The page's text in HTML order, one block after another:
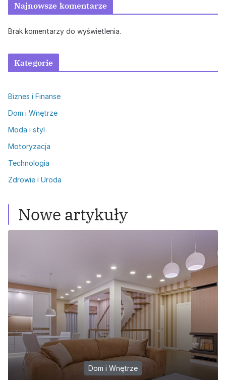
Najnowsze komentarze
Brak komentarzy do wyświetlenia.
Kategorie
Biznes i Finanse
Dom i Wnętrze
Moda i styl
Motoryzacja
Technologia
Zdrowie i Uroda
Nowe artykuły
Dom i Wnętrze